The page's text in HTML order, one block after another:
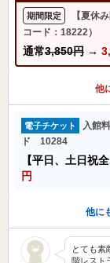
期間限定
【夏休
コード：18222）
通常3,850円 →
他
電子チケット
入館
ド 10284
【平日、土日祝
円
他に
とても素
階レスト